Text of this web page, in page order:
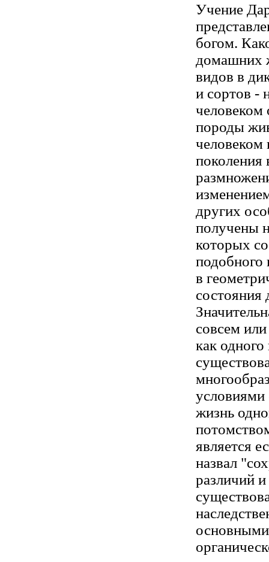
Учение
богом.
домашних
видов в
и сортов -
человеком
породы
человеком
поколения
других
получены
которых
подобного
в
состояния
совсем
как
жизнь
является
назвал
различий